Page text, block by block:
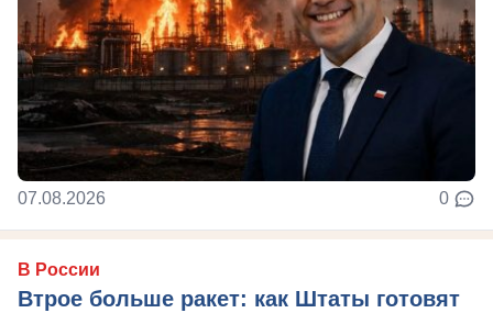
07.08.2026 0
В России
Втрое больше ракет: как Штаты готовят